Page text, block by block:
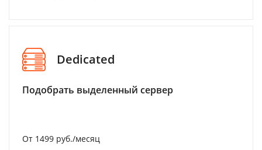
Dedicated
Подобрать выделенный сервер
От 1499 руб./месяц